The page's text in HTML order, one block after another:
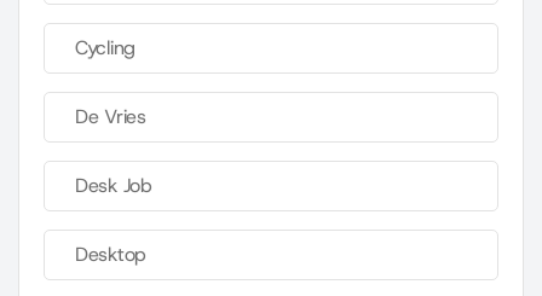
Cycling
De Vries
Desk Job
Desktop